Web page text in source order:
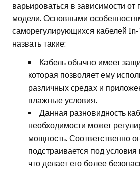
варьироваться в зависимости от
модели. Основными
саморегулирующихся кабелей
назвать такие:
Кабель обычно имеет
которая позволяет ему
различных средах и
влажные условия.
Данная разновидность
необходимости может
мощность. Соответственно
подстраивается под условия
что делает его более